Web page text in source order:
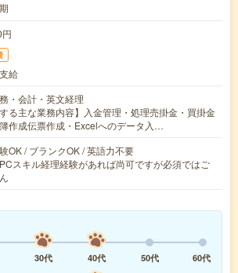
給
・会計・英文経理
する主な業務内容】入金管理・処理売掛金・買掛金
作成伝票作成・Excelへのデータ入…
OK / ブランクOK / 英語力不要
スキル経理経験があれば尚可ですが必須ではご
30代 40代 50代
60代